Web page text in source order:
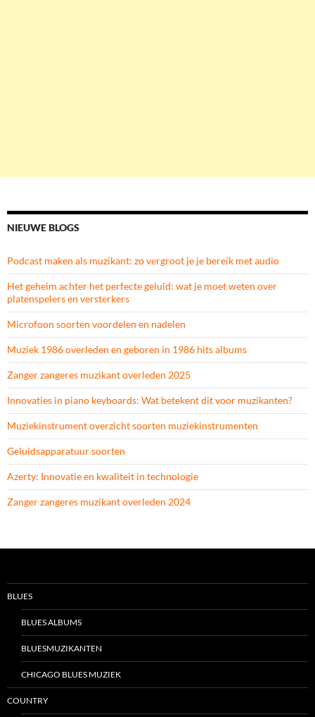
NIEUWE BLOGS
Podcast maken als muzikant: zo vergroot je je bereik met audio
Het geheim achter het perfecte geluid: wat je moet weten over
platenspelers en versterkers
Microfoon soorten voordelen en nadelen
Muziek 1986 overleden en geboren in 1986 hits albums
Zanger zangeres muzikant overleden 2025
Innovaties in piano keyboards: Wat betekent dit voor muzikanten?
Muziekinstrument overzicht soorten muziekinstrumenten
Geluidsapparatuur soorten
Azerty: Innovatie en kwaliteit in technologie
Zanger zangeres muzikant overleden 2024
BLUES
BLUES ALBUMS
BLUESMUZIKANTEN
CHICAGO BLUES MUZIEK
COUNTRY